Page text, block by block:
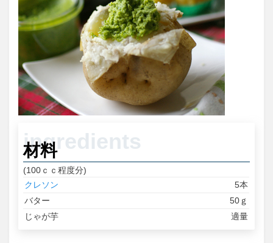
材料
(100ｃｃ程度分)
クレソン
5本
バター
50ｇ
じゃが芋
適量